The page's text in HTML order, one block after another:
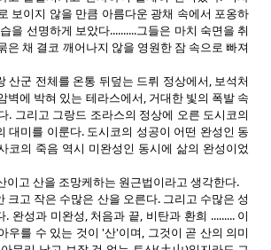
보이지 않을 만큼 아름다운 광채 속에서 포옹하
을 선명하게 보았다..........그들은 마치 숙면을 취
은 채 결코 깨어나지 않을 영원한 잠 속으로 빠져
산군 전체를 온통 뒤덮는 드뤼 정상에서, 보석처
벽에 박혀 있는 테라스에서, 거대한 빛의 폭발 속
. 그리고 그랑드 조라스의 정상에 오른 도시코의
대미를 이룬다. 도시코의 성공이 어떤 완성인 동
코의 죽음 역시 미완성인 동시에 삶의 완성이었
이고 산을 조망케하는 원근법이라고 생각한다.
크고 작은 수많은 산을 오른다. 그리고 수많은 성
완성과 미완성, 처음과 끝, 비탄과 환희 ......... 이
우를 수 있는 것이 '산'이며, 그것이 곧 산의 의미